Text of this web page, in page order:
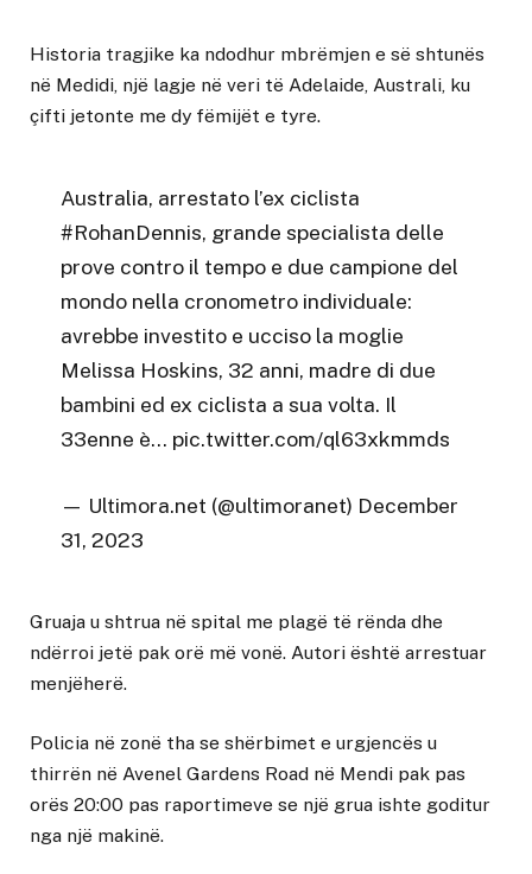
Historia tragjike ka ndodhur mbrëmjen e së shtunës
në Medidi, një lagje në veri të Adelaide, Australi, ku
çifti jetonte me dy fëmijët e tyre.
Australia, arrestato l’ex ciclista
#RohanDennis, grande specialista delle
prove contro il tempo e due campione del
mondo nella cronometro individuale:
avrebbe investito e ucciso la moglie
Melissa Hoskins, 32 anni, madre di due
bambini ed ex ciclista a sua volta. Il
33enne è… pic.twitter.com/ql63xkmmds
— Ultimora.net (@ultimoranet) December
31, 2023
Gruaja u shtrua në spital me plagë të rënda dhe
ndërroi jetë pak orë më vonë. Autori është arrestuar
menjëherë.
Policia në zonë tha se shërbimet e urgjencës u
thirrën në Avenel Gardens Road në Mendi pak pas
orës 20:00 pas raportimeve se një grua ishte goditur
nga një makinë.